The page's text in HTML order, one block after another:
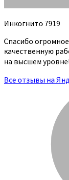
Инкогнито 7919
Спасибо
качественную
на высшем
Все отзывы на